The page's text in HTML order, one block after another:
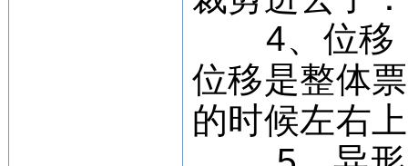
4、位移
位移是整体
的时候左右